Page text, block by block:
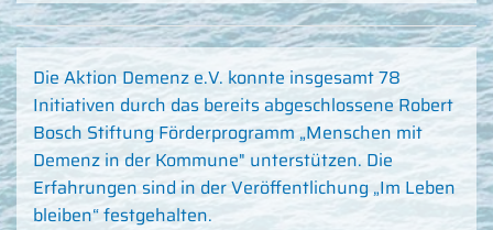
Die Aktion Demenz e.V. konnte insgesamt 78
Initiativen durch das bereits abgeschlossene Robert
Bosch Stiftung Förderprogramm „Menschen mit
Demenz in der Kommune" unterstützen. Die
Erfahrungen sind in der Veröffentlichung „Im Leben
bleiben“ festgehalten.